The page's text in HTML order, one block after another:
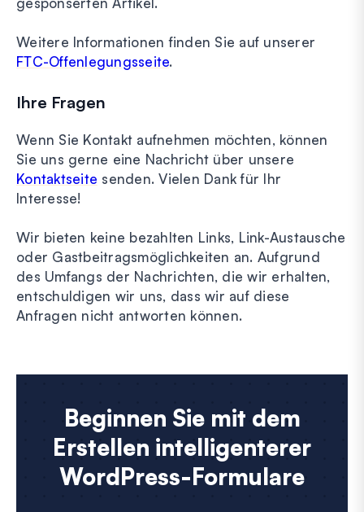
Weitere Informationen finden Sie auf unserer
FTC-Offenlegungsseite.
Ihre Fragen
Wenn Sie Kontakt aufnehmen möchten, können
Sie uns gerne eine Nachricht über unsere
Kontaktseite senden. Vielen Dank für Ihr
Interesse!
Wir bieten keine bezahlten Links, Link-Austausche
oder Gastbeitragsmöglichkeiten an. Aufgrund
des Umfangs der Nachrichten, die wir erhalten,
entschuldigen wir uns, dass wir auf diese
Anfragen nicht antworten können.
Beginnen Sie mit dem
Erstellen intelligenterer
WordPress-Formulare